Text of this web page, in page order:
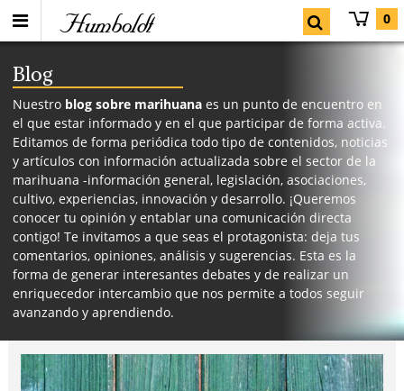
Humboldt 0
Blog
Nuestro blog sobre marihuana es un punto de encuentro en
el que estar informado y en el que participar de forma activa.
Editamos de forma periódica todo tipo de contenidos, noticias
y artículos con información actualizada sobre el sector de la
marihuana -información general, legislación, asociaciones,
cultivo, experiencias, innovación y desarrollo. ¡Queremos
conocer tu opinión y entablar una comunicación directa
contigo! Te invitamos a que seas el protagonista: deja tus
comentarios, opiniones, análisis y sugerencias. Esta es la
forma de generar interesantes debates y de realizar un
enriquecedor intercambio que nos permite a todos seguir
avanzando y aprendiendo.